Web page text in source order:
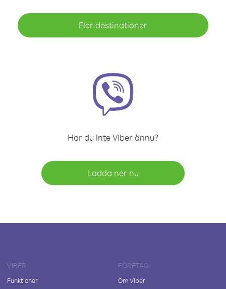
Fler destinationer
Har du inte Viber ännu?
Ladda ner nu
VIBER
Funktioner
FÖRETAG
Om Viber